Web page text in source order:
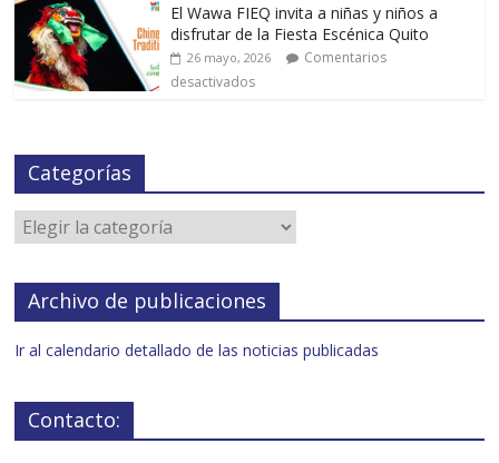
El Wawa FIEQ invita a niñas y niños a
disfrutar de la Fiesta Escénica Quito
26 mayo, 2026
Comentarios
desactivados
Categorías
Archivo de publicaciones
Ir al calendario detallado de las noticias publicadas
Contacto: